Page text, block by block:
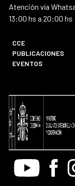
Atención vía
13:00 hs a 20:00 hs
CCE
PUBLICACIONES
EVENTOS
Youtube